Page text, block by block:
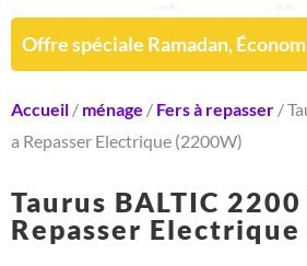
Offre spéciale Ramadan,
Accueil / ménage / Fers à repasser /
a Repasser Electrique (2200W)
Taurus BALTIC 2200
Repasser